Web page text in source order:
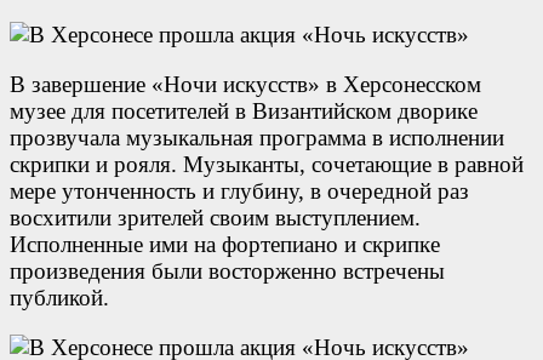
В завершение «Ночи искусств» в Херсонесском
музее для посетителей в Византийском дворике
прозвучала музыкальная программа в исполнении
скрипки и рояля. Музыканты, сочетающие в равной
мере утонченность и глубину, в очередной раз
восхитили зрителей своим выступлением.
Исполненные ими на фортепиано и скрипке
произведения были восторженно встречены
публикой.